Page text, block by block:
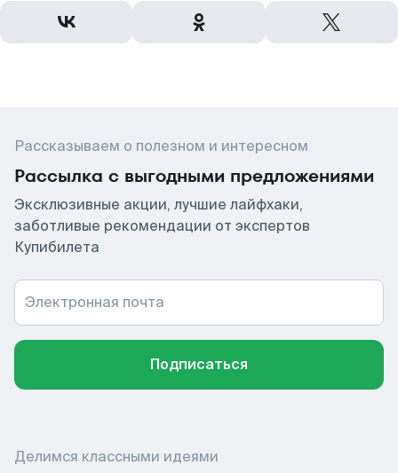
Рассказываем о полезном и интересном
Рассылка с выгодными предложениями
Эксклюзивные акции, лучшие лайфхаки,
заботливые рекомендации от экспертов
Купибилета
Электронная почта
Подписаться
Делимся классными идеями